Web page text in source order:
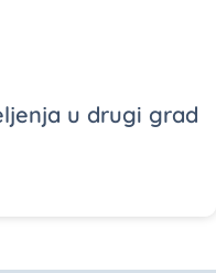
u drugi grad